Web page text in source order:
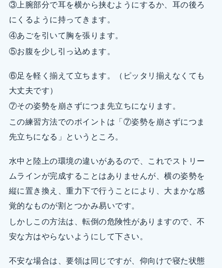
③上腕部分で耳を横から挟むようにするか、耳の後ろ
にくるように持ってきます。
④あごを引いて胸を張ります。
⑤お腹を少し引っ込めます。
⑥足を軽く揃えて立ちます。（ピッタリ揃えなくても
大丈夫です）
⑦その姿勢を崩さずにつま先立ちになります。
この練習方法でのポイントは「⑦姿勢を崩さずにつま
先立ちになる」というところ。
水中と陸上の環境の違いがあるので、これでストリー
ムラインが完成することはありませんが、横の姿勢を
縦に置き換え、重力下で行うことにより、大まかな感
覚的なものが割とつかみ易いです。
しかしこの方法は、転倒の危険性がありますので、不
安な方はやらないようにして下さい。
不安な場合は、要領は同じですが、仰向けで寝た状態